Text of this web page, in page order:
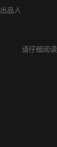
出品人
请仔细阅读